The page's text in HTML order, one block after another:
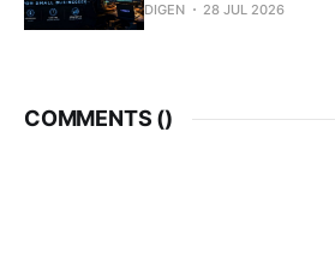
DIGEN 28 JUL 2026
COMMENTS ()